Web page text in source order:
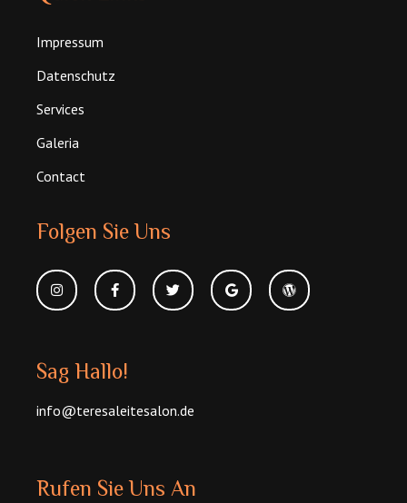
Impressum
Datenschutz
Services
Galeria
Contact
Folgen Sie Uns
Sag Hallo!
info@teresaleitesalon.de
Rufen Sie Uns An